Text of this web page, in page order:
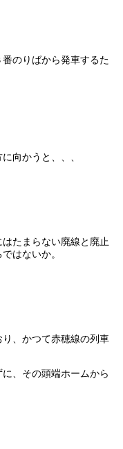
のりばから発車するた
向かうと、、、
たまらない廃線と廃止
はないか。
、かつて赤穂線の列車
、その頭端ホームから